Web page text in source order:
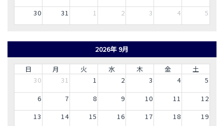
30
31 1 2 3 4 5
2026年 9月
日 月 火 水 木 金
土
30
31 1 2 3 4
5
6
7 8 9 10 11
12
13
14 15 16 17 18
19